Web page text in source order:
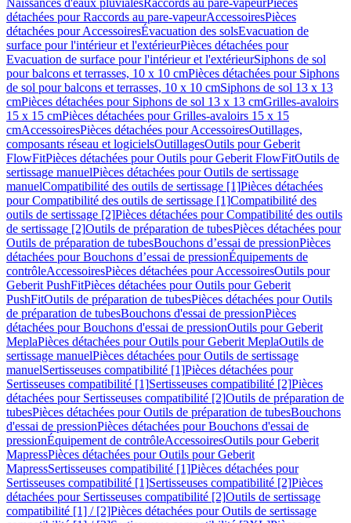
Naissances d'eaux pluvialesRaccords au pare-vapeurPièces
détachées pour Raccords au pare-vapeurAccessoiresPièces
détachées pour AccessoiresÉvacuation des solsEvacuation de
surface pour l'intérieur et l'extérieurPièces détachées pour
Evacuation de surface pour l'intérieur et l'extérieurSiphons de sol
pour balcons et terrasses, 10 x 10 cmPièces détachées pour Siphons
de sol pour balcons et terrasses, 10 x 10 cmSiphons de sol 13 x 13
cmPièces détachées pour Siphons de sol 13 x 13 cmGrilles-avaloirs
15 x 15 cmPièces détachées pour Grilles-avaloirs 15 x 15
cmAccessoiresPièces détachées pour AccessoiresOutillages,
composants réseau et logicielsOutillagesOutils pour Geberit
FlowFitPièces détachées pour Outils pour Geberit FlowFitOutils de
sertissage manuelPièces détachées pour Outils de sertissage
manuelCompatibilité des outils de sertissage [1]Pièces détachées
pour Compatibilité des outils de sertissage [1]Compatibilité des
outils de sertissage [2]Pièces détachées pour Compatibilité des outils
de sertissage [2]Outils de préparation de tubesPièces détachées pour
Outils de préparation de tubesBouchons d’essai de pressionPièces
détachées pour Bouchons d’essai de pressionÉquipements de
contrôleAccessoiresPièces détachées pour AccessoiresOutils pour
Geberit PushFitPièces détachées pour Outils pour Geberit
PushFitOutils de préparation de tubesPièces détachées pour Outils
de préparation de tubesBouchons d'essai de pressionPièces
détachées pour Bouchons d'essai de pressionOutils pour Geberit
MeplaPièces détachées pour Outils pour Geberit MeplaOutils de
sertissage manuelPièces détachées pour Outils de sertissage
manuelSertisseuses compatibilité [1]Pièces détachées pour
Sertisseuses compatibilité [1]Sertisseuses compatibilité [2]Pièces
détachées pour Sertisseuses compatibilité [2]Outils de préparation de
tubesPièces détachées pour Outils de préparation de tubesBouchons
d'essai de pressionPièces détachées pour Bouchons d'essai de
pressionÉquipement de contrôleAccessoiresOutils pour Geberit
MapressPièces détachées pour Outils pour Geberit
MapressSertisseuses compatibilité [1]Pièces détachées pour
Sertisseuses compatibilité [1]Sertisseuses compatibilité [2]Pièces
détachées pour Sertisseuses compatibilité [2]Outils de sertissage
compatibilité [1] / [2]Pièces détachées pour Outils de sertissage